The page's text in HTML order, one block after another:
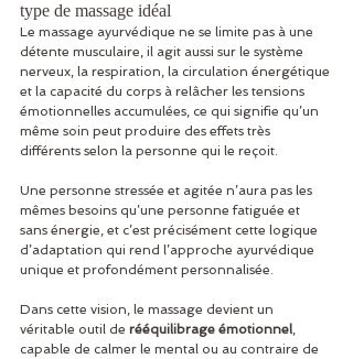
type de massage idéal
Le massage ayurvédique ne se limite pas à une
détente musculaire, il agit aussi sur le système
nerveux, la respiration, la circulation énergétique
et la capacité du corps à relâcher les tensions
émotionnelles accumulées, ce qui signifie qu’un
même soin peut produire des effets très
différents selon la personne qui le reçoit.
Une personne stressée et agitée n’aura pas les
mêmes besoins qu’une personne fatiguée et
sans énergie, et c’est précisément cette logique
d’adaptation qui rend l’approche ayurvédique
unique et profondément personnalisée.
Dans cette vision, le massage devient un
véritable outil de rééquilibrage émotionnel,
capable de calmer le mental ou au contraire de